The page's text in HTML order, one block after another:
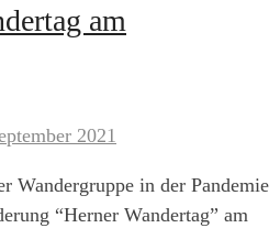
am
2021
Wandergruppe in der Pandemie
“Herner Wandertag” am